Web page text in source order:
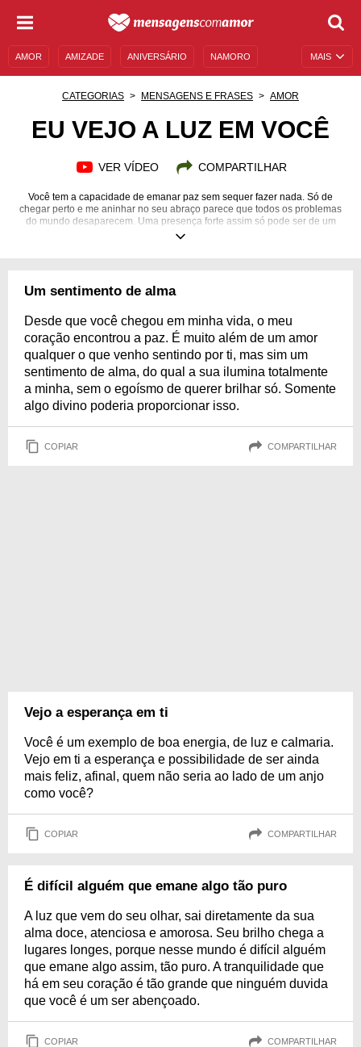
MAIS
AMOR AMIZADE ANIVERSÁRIO NAMORO
CATEGORIAS MENSAGENS E FRASES AMOR
EU VEJO A LUZ EM VOCÊ
VER VÍDEO COMPARTILHAR
Você tem a capacidade de emanar paz sem sequer fazer nada. Só de
chegar perto e me aninhar no seu abraço parece que todos os problemas
do mundo desaparecem. Uma presença forte assim só pode ser de um
anjo. O brilho dos seus olhos me dá força pra continuar sempre em frente!
Um sentimento de alma
Desde que você chegou em minha vida, o meu
coração encontrou a paz. É muito além de um amor
qualquer o que venho sentindo por ti, mas sim um
sentimento de alma, do qual a sua ilumina totalmente
a minha, sem o egoísmo de querer brilhar só. Somente
algo divino poderia proporcionar isso.
COPIAR COMPARTILHAR
Vejo a esperança em ti
Você é um exemplo de boa energia, de luz e calmaria.
Vejo em ti a esperança e possibilidade de ser ainda
mais feliz, afinal, quem não seria ao lado de um anjo
como você?
COPIAR COMPARTILHAR
É difícil alguém que emane algo tão puro
A luz que vem do seu olhar, sai diretamente da sua
alma doce, atenciosa e amorosa. Seu brilho chega a
lugares longes, porque nesse mundo é difícil alguém
que emane algo assim, tão puro. A tranquilidade que
há em seu coração é tão grande que ninguém duvida
que você é um ser abençoado.
COPIAR COMPARTILHAR